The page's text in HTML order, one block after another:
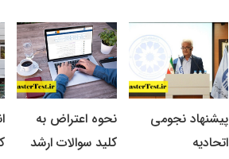
پیشنهاد نجومی
اتحادیه
نحوه اعتراض به
کلید سوالات ارشد